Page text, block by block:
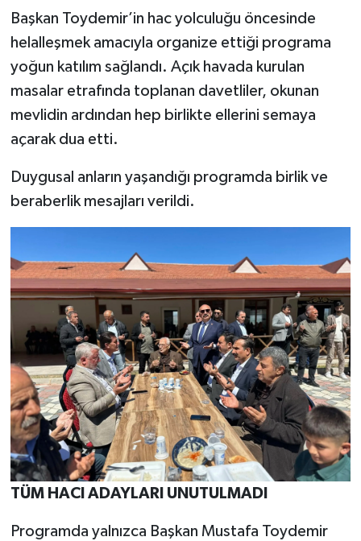
Başkan Toydemir’in hac yolculuğu öncesinde
helalleşmek amacıyla organize ettiği programa
yoğun katılım sağlandı. Açık havada kurulan
masalar etrafında toplanan davetliler, okunan
mevlidin ardından hep birlikte ellerini semaya
açarak dua etti.
Duygusal anların yaşandığı programda birlik ve
beraberlik mesajları verildi.
TÜM HACI ADAYLARI UNUTULMADI
Programda yalnızca Başkan Mustafa Toydemir